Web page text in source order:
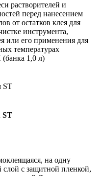
растворителей и
перед нанесением
от остатков клея для
инструмента,
или его применения для
температурах
(банка 1,0 л)
ST
на одну
слой с защитной пленкой,